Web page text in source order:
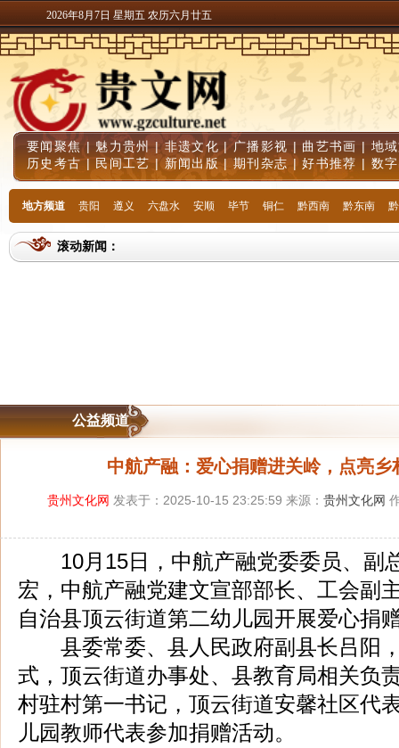
2026年8月7日 星期五 农历六月廿五
要闻聚焦| 魅力贵州|非遗文化 |广播影视 | 曲艺书画 | 地
历史考古 | 民间工艺 | 新闻出版|期刊杂志 |好书推荐 | 数
地方频道 贵阳 遵义 六盘水 安顺 毕节 铜仁 黔西南 黔东南
滚动新闻：
公益频道
中航产融：爱心捐赠进关岭，点亮乡
贵州文化网 发表于：2025-10-15 23:25:59 来源： 贵州文化网
10月15日，中航产融党委委员、副
宏，中航产融党建文宣部部长、工会副
自治县顶云街道第二幼儿园开展爱心捐
县委常委、县人民政府副县长吕阳
式，顶云街道办事处、县教育局相关负
村驻村第一书记，顶云街道安馨社区代
儿园教师代表参加捐赠活动。